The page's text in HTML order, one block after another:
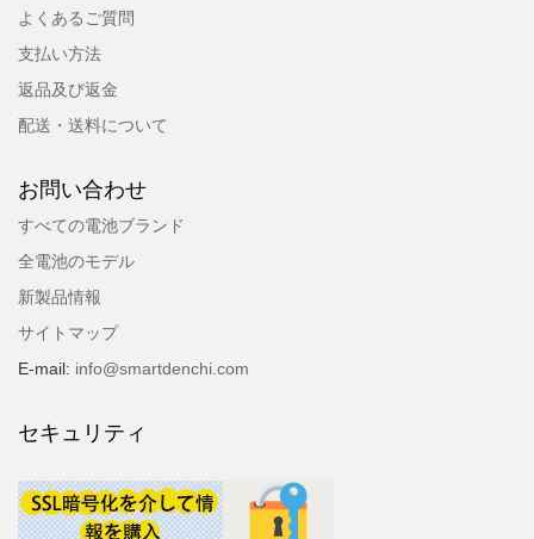
よくあるご質問
支払い方法
返品及び返金
配送・送料について
お問い合わせ
すべての電池ブランド
全電池のモデル
新製品情報
サイトマップ
E-mail: info@smartdenchi.com
セキュリティ